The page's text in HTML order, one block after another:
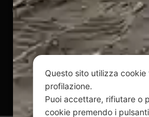
@ Copyright 2024 Webpesca è
Andrenacci P.Iva
Via G. Galilei n. 2 – 64018
Mail: info@webpesca.it| Pec:
Questo sito è protetto da
Privacy Policy e Terms
Questo sito utilizza
profilazione.
Puoi accettare, rifiutare o
cookie premendo i